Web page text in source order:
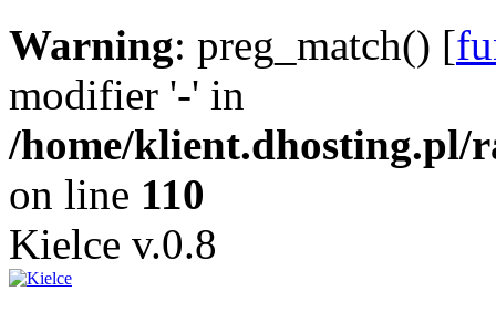
Warning: preg_match() [
modifier '-' in
/home/klient.dhosting.pl/
on line 110
Kielce v.0.8